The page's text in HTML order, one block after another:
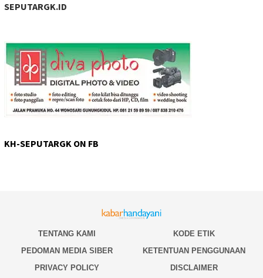
SEPUTARGK.ID
KH-SEPUTARGK ON FB
TENTANG KAMI
KODE ETIK
PEDOMAN MEDIA SIBER
KETENTUAN PENGGUNAAN
PRIVACY POLICY
DISCLAIMER